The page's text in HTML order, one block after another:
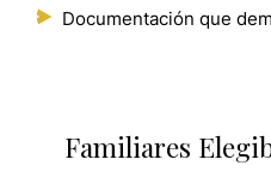
Documentación que
Familiares